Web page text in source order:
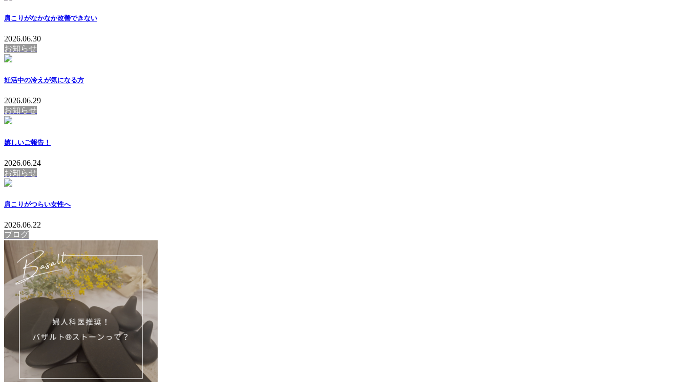
肩こりがなかなか改善できない
2026.06.30
お知らせ
妊活中の冷えが気になる方
2026.06.29
お知らせ
嬉しいご報告！
2026.06.24
お知らせ
肩こりがつらい女性へ
2026.06.22
ブログ